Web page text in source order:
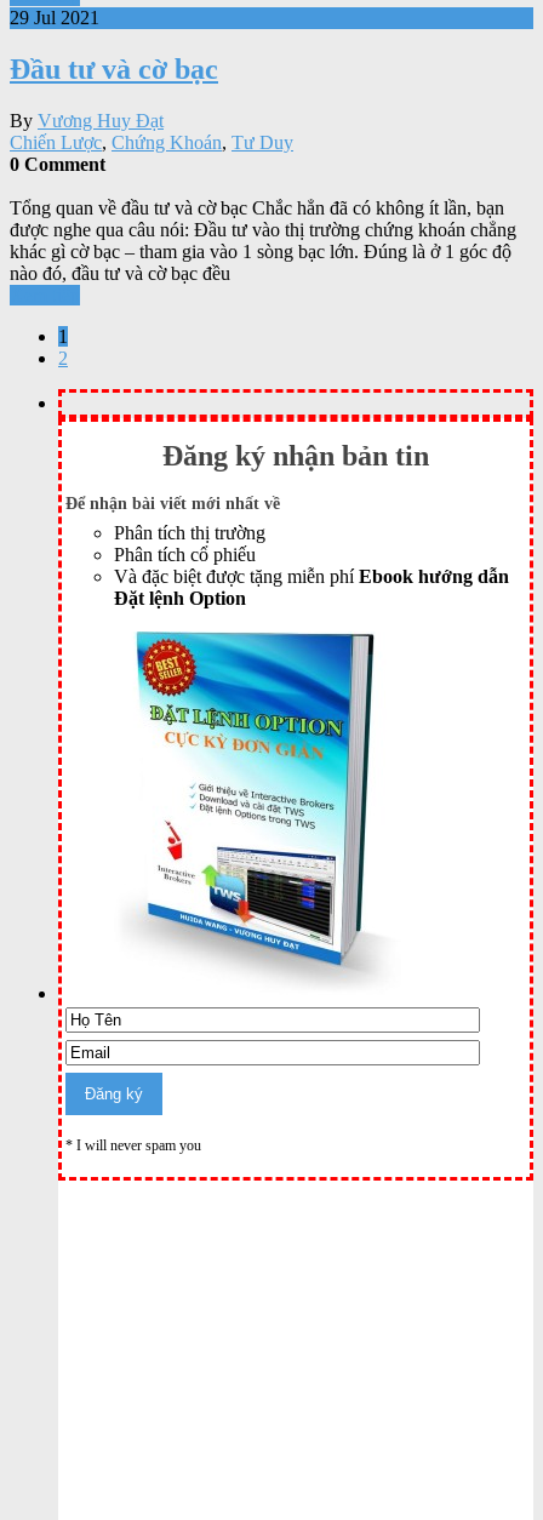
29 Jul 2021
Đầu tư và cờ bạc
By Vương Huy Đạt
Chiến Lược, Chứng Khoán, Tư Duy
0 Comment
Tổng quan về đầu tư và cờ bạc Chắc hẳn đã có không ít lần, bạn
được nghe qua câu nói: Đầu tư vào thị trường chứng khoán chẳng
khác gì cờ bạc – tham gia vào 1 sòng bạc lớn. Đúng là ở 1 góc độ
nào đó, đầu tư và cờ bạc đều
1
2
Đăng ký nhận bản tin
Để nhận bài viết mới nhất về
Phân tích thị trường
Phân tích cổ phiếu
Và đặc biệt được tặng miễn phíEbook hướng dẫn
Đặt lệnh Option
* I will never spam you